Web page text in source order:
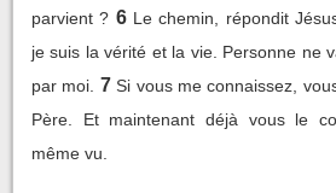
parvient ? 6 Le chemin, répondit
je suis la vérité et la vie. Personne ne
par moi. 7 Si vous me connaissez,
Père. Et maintenant déjà vous le
même vu.